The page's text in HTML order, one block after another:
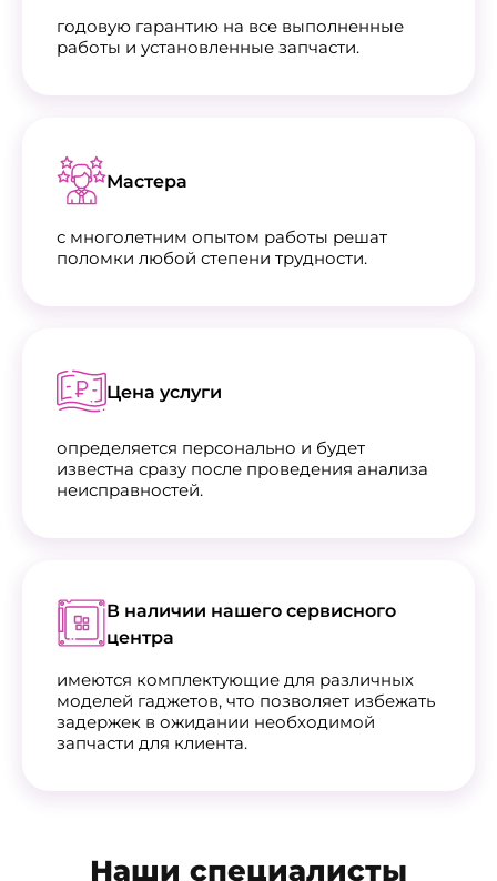
годовую гарантию на все выполненные
работы и установленные запчасти.
Мастера
с многолетним опытом работы решат
поломки любой степени трудности.
Цена услуги
определяется персонально и будет
известна сразу после проведения анализа
неисправностей.
В наличии нашего сервисного
центра
имеются комплектующие для различных
моделей гаджетов, что позволяет избежать
задержек в ожидании необходимой
запчасти для клиента.
Наши специалисты